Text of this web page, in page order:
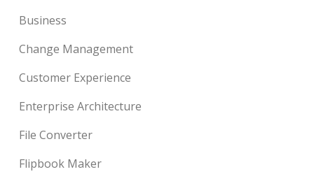
Business
Change Management
Customer Experience
Enterprise Architecture
File Converter
Flipbook Maker